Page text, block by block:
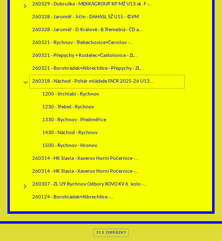
260329 - Dobruška - MEKKAGROUP KP MŽ U13 sk. F -…
260328 - Jaroměř - Jičín - DAHASL SŽ U15 - ©VM
260328 - Jaroměř - D.Králové - B.Třemešná - ČD a…
260321 - Rychnov - Třebechovice+Černilov -…
260321 - Přepychy + Kostelec+Častolovice - ZL…
260321 - Borohrádek+Albrechtice - Přepychy - ZL…
260318 - Náchod - Pohár mládeže FAČR 2025-26 U13…
1200 - Vrchlabí - Rychnov
1230 - Třebeš - Rychnov
1330 - Rychnov - Předměřice
1430 - Náchod - Rychnov
1500 - Rychnov - Hronov
260314 - HK Slavia - Xaverov Horní Počernice -…
260314 - HK Slavia - Xaverov Horní Počernice -…
260307 - ZL U9 Rychnov Odbory KOVO KV 6. kolo -…
260124 - Borohrádek+Albrechtice -…
113 OBRÁZKY